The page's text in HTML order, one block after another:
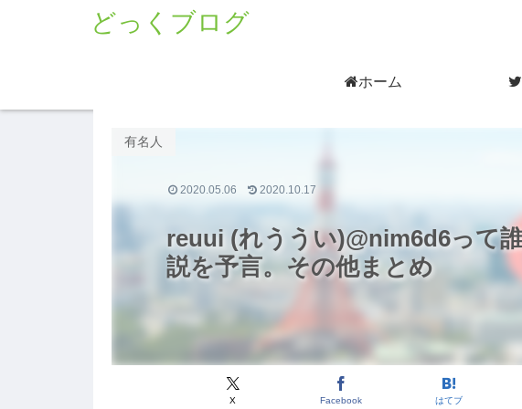
どっくブログ
ホーム
reuui (れううい)@nim6d6って
説を予言。その他まとめ
有名人
X Facebook はてブ
2020.05.06 2020.10.17